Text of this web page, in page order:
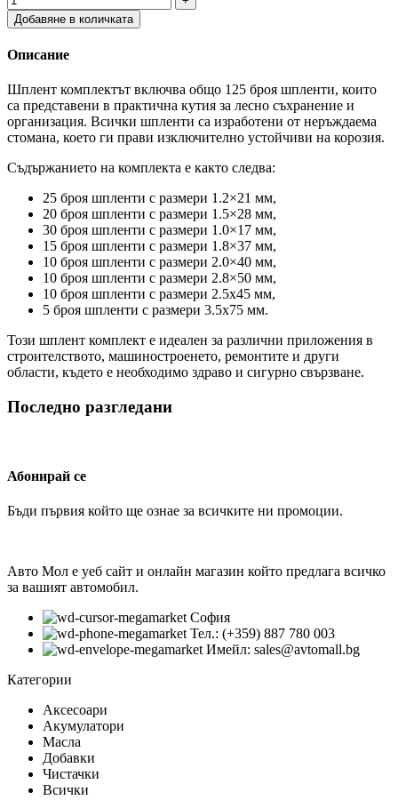
Добавяне в количката
Описание
Шплент комплектът включва общо 125 броя шпленти, които
са представени в практична кутия за лесно съхранение и
организация. Всички шпленти са изработени от неръждаема
стомана, което ги прави изключително устойчиви на корозия.
Съдържанието на комплекта е както следва:
25 броя шпленти с размери 1.2×21 мм,
20 броя шпленти с размери 1.5×28 мм,
30 броя шпленти с размери 1.0×17 мм,
15 броя шпленти с размери 1.8×37 мм,
10 броя шпленти с размери 2.0×40 мм,
10 броя шпленти с размери 2.8×50 мм,
10 броя шпленти с размери 2.5х45 мм,
5 броя шпленти с размери 3.5х75 мм.
Този шплент комплект е идеален за различни приложения в
строителството, машиностроенето, ремонтите и други
области, където е необходимо здраво и сигурно свързване.
Последно разгледани
Абонирай се
Бъди първия който ще ознае за всичките ни промоции.
Авто Мол е уеб сайт и онлайн магазин който предлага всичко
за вашият автомобил.
София
Тел.: (+359) 887 780 003
Имейл: sales@avtomall.bg
Категории
Аксесоари
Акумулатори
Масла
Добавки
Чистачки
Всички